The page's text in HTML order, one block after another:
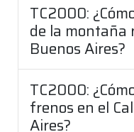
TC2000:
de la montaña
Buenos Aires?
TC2000:
frenos en el
Aires?